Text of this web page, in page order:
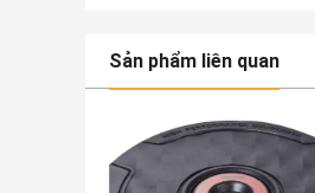
Sản phẩm liên quan